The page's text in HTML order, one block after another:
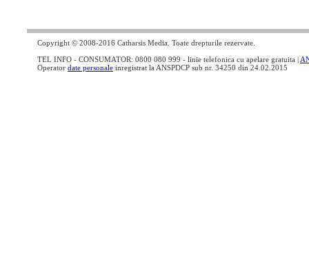
Copyright © 2008-2016 Catharsis Media. Toate drepturile rezervate.
TEL INFO - CONSUMATOR: 0800 080 999 - linie telefonica cu apelare gratuita |
Operator date personale inregistrat la ANSPDCP sub nr. 34250 din 24.02.2015